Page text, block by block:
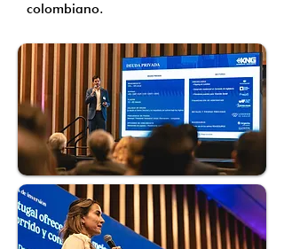
colombiano.